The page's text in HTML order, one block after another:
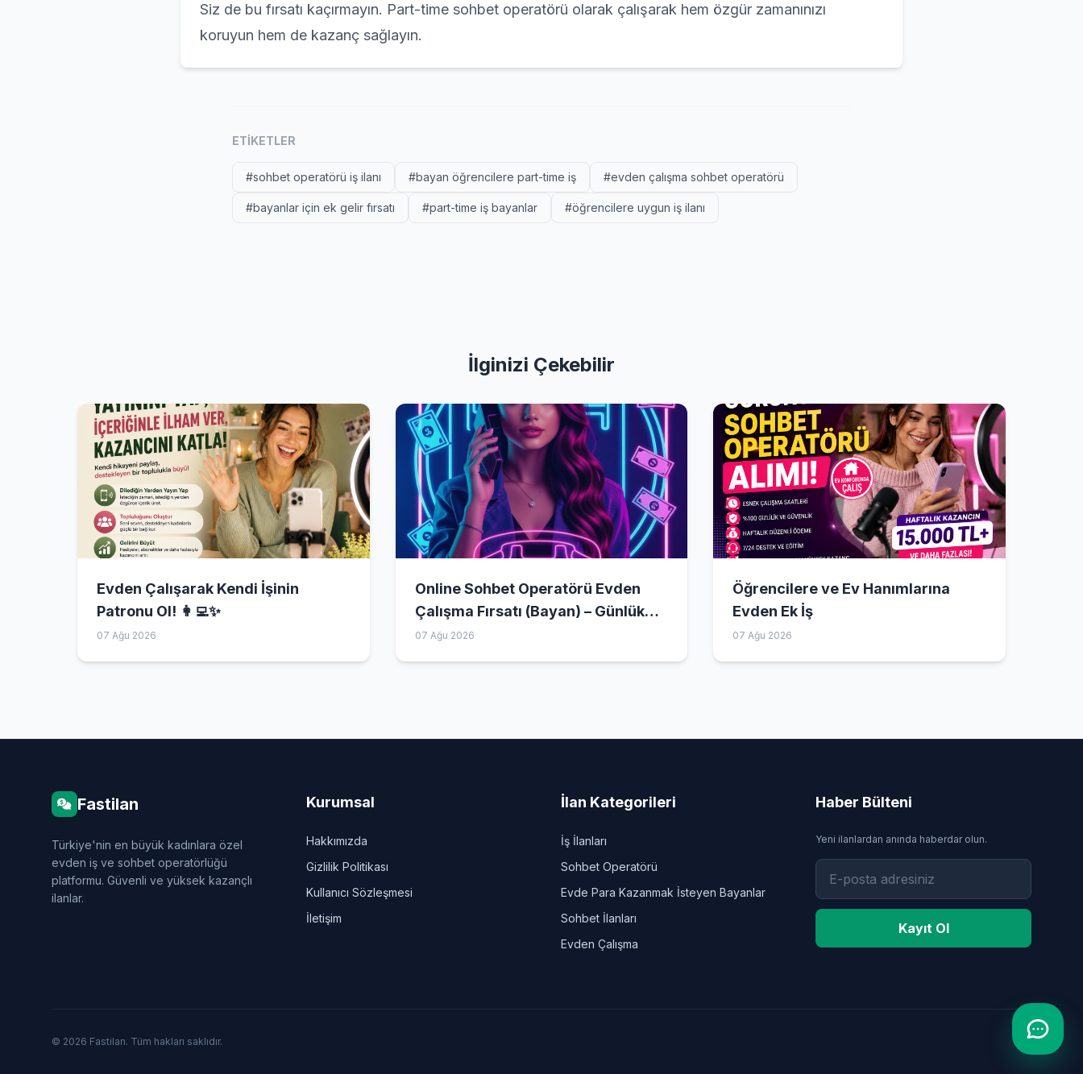
Siz de bu fırsatı kaçırmayın. Part-time sohbet operatörü olarak çalışarak hem özgür zamanınızı
koruyun hem de kazanç sağlayın.
ETIKETLER
#sohbet operatörü iş ilanı #bayan öğrencilere part-time iş #evden çalışma sohbet operatörü
#bayanlar için ek gelir fırsatı #part-time iş bayanlar #öğrencilere uygun iş ilanı
İlginizi Çekebilir
Evden Çalışarak Kendi İşinin
Patronu Ol! 👩‍💻✨
07 Ağu 2026
Online Sohbet Operatörü Evden
Çalışma Fırsatı (Bayan) – Günlük
2000–4500 TL Kazanç
07 Ağu 2026
Öğrencilere ve Ev Hanımlarına
Evden Ek İş
07 Ağu 2026
Fastilan
Türkiye'nin en büyük kadınlara özel
evden iş ve sohbet operatörlüğü
platformu. Güvenli ve yüksek kazançlı
ilanlar.
Kurumsal
Hakkımızda
Gizlilik Politikası
Kullanıcı Sözleşmesi
İletişim
İlan Kategorileri
İş İlanları
Sohbet Operatörü
Evde Para Kazanmak İsteyen Bayanlar
Sohbet İlanları
Evden Çalışma
Haber Bülteni
Yeni ilanlardan anında haberdar olun.
Kayıt Ol
© 2026 Fastilan. Tüm hakları saklıdır.